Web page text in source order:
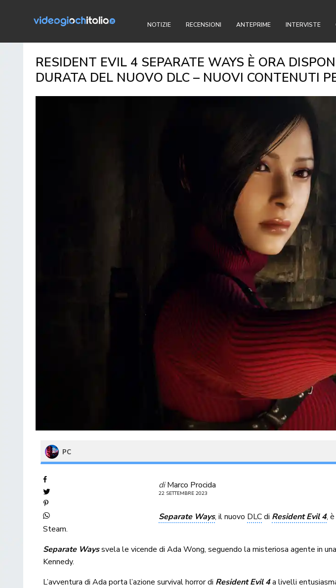
NOTIZIE RECENSIONI ANTEPRIME INTERVISTE
RESIDENT EVIL 4 SEPARATE WAYS È ORA
DURATA DEL NUOVO DLC – NUOVI CONTENUTI
PC
di Marco Procida
22 SETTEMBRE 2023
Separate Ways, il nuovo DLCdi Resident Evil 4,
Steam.
Separate Wayssvela le vicende di Ada Wong, seguendo la misteriosa agente in
Kennedy.
L’avventura di Ada porta l’azione survival horror di Resident Evil 4a livelli